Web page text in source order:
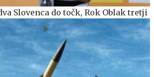
Slovenca do točk, Rok Oblak tretji